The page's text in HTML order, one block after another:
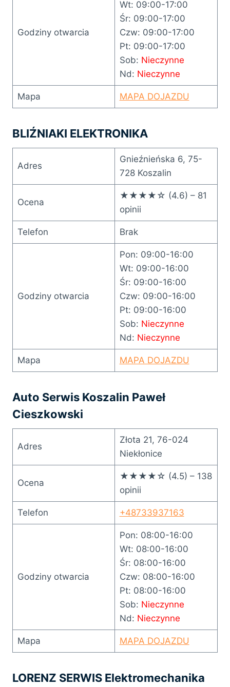
Godziny otwarcia
Wt: 09:00-17:00
Śr: 09:00-17:00
Czw: 09:00-17:00
Pt: 09:00-17:00
Sob: Nieczynne
Nd: Nieczynne
Mapa MAPA DOJAZDU
BLIŹNIAKI ELEKTRONIKA
Adres
Gnieźnieńska 6, 75-
728 Koszalin
Ocena
★★★★☆ (4.6) – 81
opinii
Telefon Brak
Godziny otwarcia
Pon: 09:00-16:00
Wt: 09:00-16:00
Śr: 09:00-16:00
Czw: 09:00-16:00
Pt: 09:00-16:00
Sob: Nieczynne
Nd: Nieczynne
Mapa MAPA DOJAZDU
Auto Serwis Koszalin Paweł
Cieszkowski
Adres
Złota 21, 76-024
Niekłonice
Ocena
★★★★☆ (4.5) – 138
opinii
Telefon +48733937163
Godziny otwarcia
Pon: 08:00-16:00
Wt: 08:00-16:00
Śr: 08:00-16:00
Czw: 08:00-16:00
Pt: 08:00-16:00
Sob: Nieczynne
Nd: Nieczynne
Mapa MAPA DOJAZDU
LORENZ SERWIS Elektromechanika